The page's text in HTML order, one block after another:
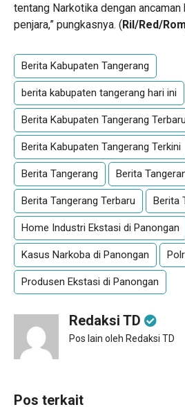
tentang Narkotika dengan ancaman
penjara,” pungkasnya. (Ril/Red/Rom
Berita Kabupaten Tangerang
berita kabupaten tangerang hari ini
Berita Kabupaten Tangerang Terbaru
Berita Kabupaten Tangerang Terkini
Berita Tangerang Berita
Berita Tangerang Terbaru Berita
Home Industri Ekstasi di Panongan
Kasus Narkoba di Panongan
Produsen Ekstasi di Panongan
Redaksi TD
Pos lain oleh Redaksi TD
Pos terkait